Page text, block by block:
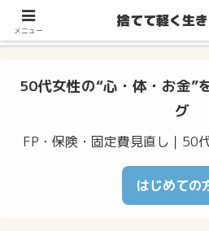
不安・体調のゆらぎ・お金の心配…50
るヒント
50代女性の“心・体・お金”
グ
FP・保険・固定費見直し｜50
はじめての
メニュー
捨てて軽く生